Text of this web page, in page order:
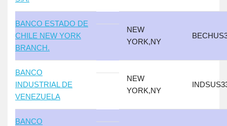
BANCO ESTADO DE
CHILE NEW YORK
BRANCH.
NEW
YORK,NY
BANCO
INDUSTRIAL DE
VENEZUELA
NEW
YORK,NY
BANCO